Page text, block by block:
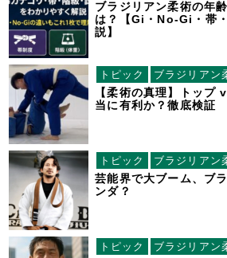
ブラジリアン柔術の年
は？【Gi・No-Gi・帯
説】
トピック ブラジリアン
【柔術の真理】トップ
当に有利か？徹底検証
トピック
ブラジリアン
芸能界で大ブーム、ブ
ンダ？
トピック ブラジリアン